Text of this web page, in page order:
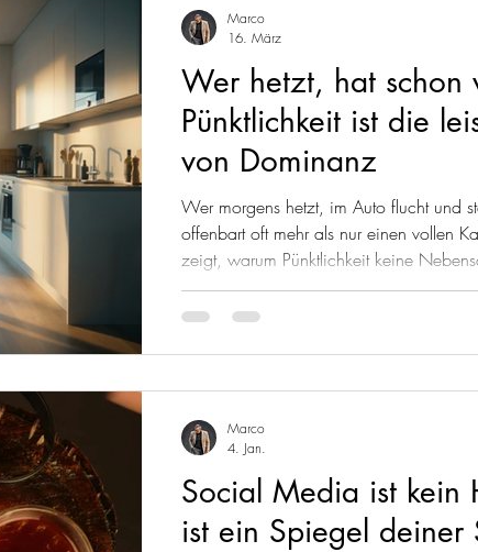
Wer hetzt, hat schon
Pünktlichkeit ist die
von Dominanz
Wer morgens hetzt, im Auto flucht und
offenbart oft mehr als nur einen vollen
zeigt, warum Pünktlichkeit keine
Ausdruck von Disziplin, Respekt und
um Selbstführung, Routinen und die
souverän, bevor er überhaupt ein Wort
Marco
16. März
Social Media ist kein
ist ein Spiegel deiner
Marco
4. Jan.